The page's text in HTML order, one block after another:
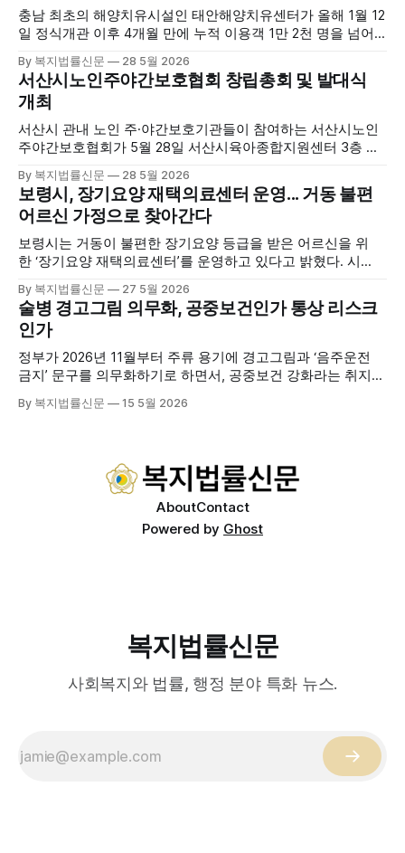
충남 최초의 해양치유시설인 태안해양치유센터가 올해 1월 12
일 정식개관 이후 4개월 만에 누적 이용객 1만 2천 명을 넘어
양자원을 활용한 맞춤형 프로그램과 차별화된 웰니스 콘텐츠
를 선보이며 관광객과 군민의 발길을 끌고 있다. 센터는 염지
하수, 피트 등 태안의 청정 해양자원을 활용해 몸과 마음의 회
복을 돕는 다양한 프로그램을 운영하고
By 복지법률신문 28 5월 2026
서산시노인주야간보호협회 창립총회 및 발대식
개최
서산시 관내 노인 주·야간보호기관들이 참여하는 서산시노인
주야간보호협회가 5월 28일 서산시육아종합지원센터 3층 공
행사에는 서산시 관내 주·야간보호기관 관계자와 종사자, 유관
기관 내빈 등 약 100여명이 참석했으며, 서산시청 관계자, 서
산시노인복지시설협회, 서산시재가복지협회, 서산시사회복지
사협회 등 지역 노인복지 관련 기관 관계자들이 함께해 협회
출범을 축하했다. 서산시노인주야간보호협회는 서산시 소재
By 복지법률신문 28 5월 2026
보령시, 장기요양 재택의료센터 운영... 거동 불편
어르신 가정으로 찾아간다
보령시는 거동이 불편한 장기요양 등급을 받은 어르신을 위
한 ‘장기요양 재택의료센터’를 운영하고 있다고 밝혔다. 시
고 본격적인 서비스 제공에 나서고 있다. 재택의료센터
는 (한)의사가 거동 불편으로 의료기관 이용이 어렵다고 판단
한 장기요양 등급자를 대상으로, (한)의사·간호사·사회복지사
로 구성된 다학제 팀이 직접 가정을 방문해 건강관리서비스
를 제공하는
By 복지법률신문 27 5월 2026
술병 경고그림 의무화, 공중보건인가 통상 리스크
인가
정부가 2026년 11월부터 주류 용기에 경고그림과 ‘음주운전
금지’ 문구를 의무화하기로 하면서, 공중보건 강화라는 취지와
도는 국제 통상 규범, 영세업체 부담, 소비자 선택권 등 다양한
By 복지법률신문 15 5월 2026
AboutContact
Powered by Ghost
복지법률신문
사회복지와 법률, 행정 분야 특화 뉴스.